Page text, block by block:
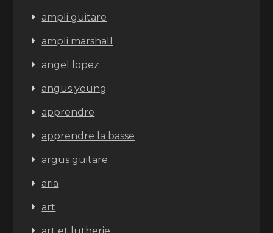
ampli guitare
ampli marshall
angel lopez
angus young
apprendre
apprendre la basse
argus guitare
aria
art